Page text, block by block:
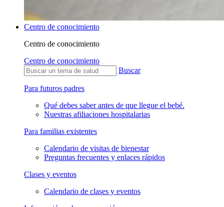
Centro de conocimiento
Centro de conocimiento
Centro de conocimiento
Buscar
Para futuros padres
Qué debes saber antes de que llegue el bebé.
Nuestras afiliaciones hospitalarias
Para familias existentes
Calendario de visitas de bienestar
Preguntas frecuentes y enlaces rápidos
Clases y eventos
Calendario de clases y eventos